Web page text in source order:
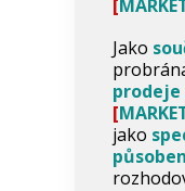
[
Jako
[
jako